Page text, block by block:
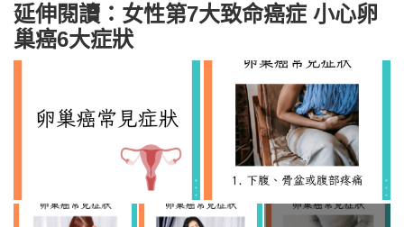
延伸閱讀：女性第7大致命癌症 小心卵
巢癌6大症狀